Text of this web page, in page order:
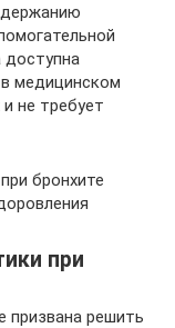
медицинском
не требует
бронхите
при
призвана решить